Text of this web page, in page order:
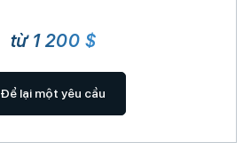
từ 1 200 $
Để lại một yêu cầu